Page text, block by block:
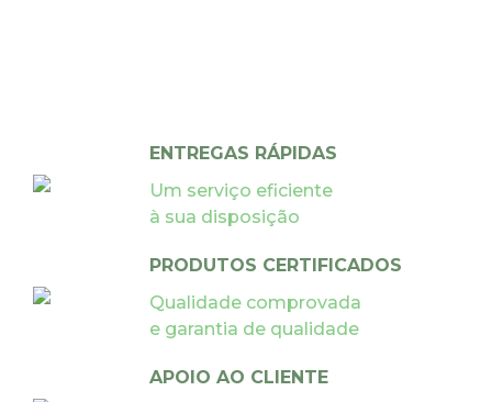
ENTREGAS RÁPIDAS
Um serviço eficiente
à sua disposição
PRODUTOS CERTIFICADOS
Qualidade comprovada
e garantia de qualidade
APOIO AO CLIENTE